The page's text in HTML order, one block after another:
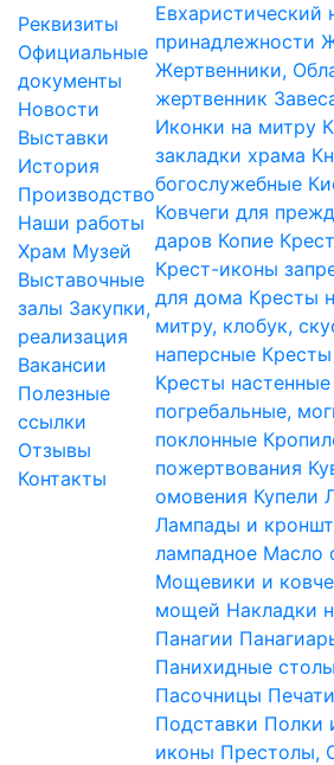
Реквизиты
Официальные
документы
Новости
Выставки
История
Производство
Наши работы
Храм Музей
Выставочные
залы Закупки,
реализация
Вакансии
Полезные
ссылки
Отзывы
Контакты
Евхаристический
принадлежности
Жертвенники,
жертвенник
Иконки на митру
закладки храма
богослужебные
Ковчеги для
даров Копие
Крест-иконы
для дома Кресты
митру, клобук,
наперсные
Кресты настенные
погребальные,
поклонные
пожертвования
омовения Купели
Лампады и
лампадное Масло
Мощевики и
мощей Накладки
Панагии
Панихидные
Пасочницы Печати
Подставки Полки
иконы Престолы,